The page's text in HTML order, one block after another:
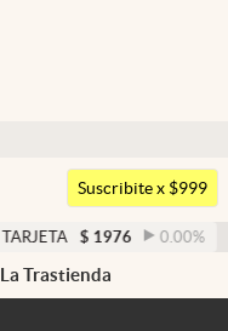
Argentina
Suscribite x $999
1976 0.00% DÓLAR
La Trastienda